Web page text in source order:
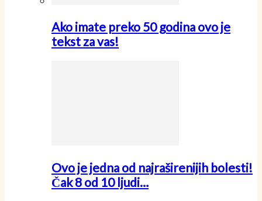
Ako imate preko 50 godina ovo je
tekst za vas!
Ovo je jedna od najraširenijih bolesti!
Čak 8 od 10 ljudi…